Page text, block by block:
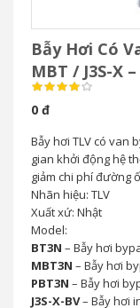
Bẫy Hơi Có
MBT / J3S-X
Động Nhanh
0 đ
Bẫy hơi TLV có van
gian khởi động hệ
giảm chi phí đường
Nhãn hiệu: TLV
Xuất xứ: Nhật
Model:
BT3N – Bẫy hơi
MBT3N – Bẫy hơi
PBT3N – Bẫy hơi
J3S-X-BV– Bẫy hơi